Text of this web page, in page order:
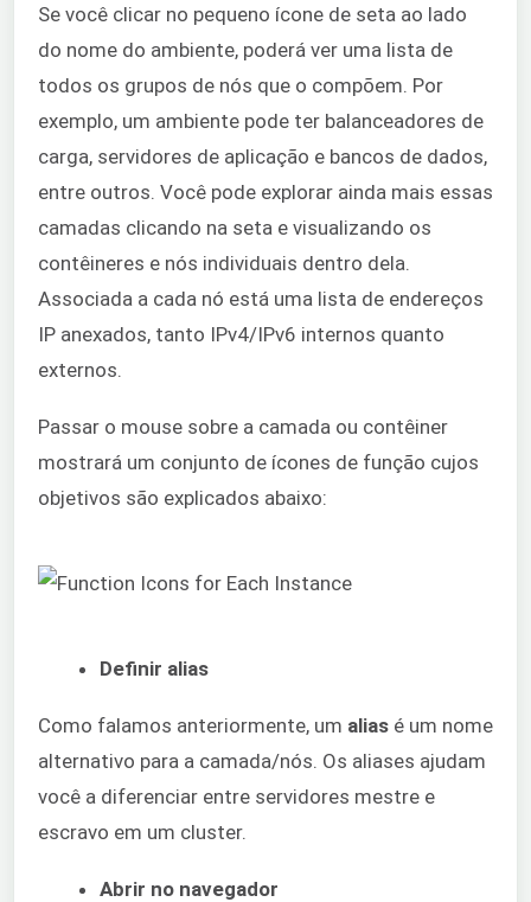
Se você clicar no pequeno ícone de seta ao lado
do nome do ambiente, poderá ver uma lista de
todos os grupos de nós que o compõem. Por
exemplo, um ambiente pode ter balanceadores de
carga, servidores de aplicação e bancos de dados,
entre outros. Você pode explorar ainda mais essas
camadas clicando na seta e visualizando os
contêineres e nós individuais dentro dela.
Associada a cada nó está uma lista de endereços
IP anexados, tanto IPv4/IPv6 internos quanto
externos.
Passar o mouse sobre a camada ou contêiner
mostrará um conjunto de ícones de função cujos
objetivos são explicados abaixo:
Definir alias
Como falamos anteriormente, um alias é um nome
alternativo para a camada/nós. Os aliases ajudam
você a diferenciar entre servidores mestre e
escravo em um cluster.
Abrir no navegador